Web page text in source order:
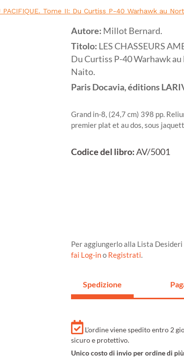
PACIFIQUE. Tome II: Du Curtiss P-40 Warhawk au
Autore: Millot Bernard.
Titolo: LES CHASSEURS
Du Curtiss P-40 Warhawk
Naito.
ParisDocavia, éditions
Grand in-8, (24,7 cm) 398 pp.
premier plat et au dos, sous
Codice del libro:AV/5001
Per aggiungerlo alla Lista Desideri
fai Log-ino Registrati.
Spedizione
L'ordine viene spedito entro 2
sicuro e protettivo.
Unico costo di invio per ordine di